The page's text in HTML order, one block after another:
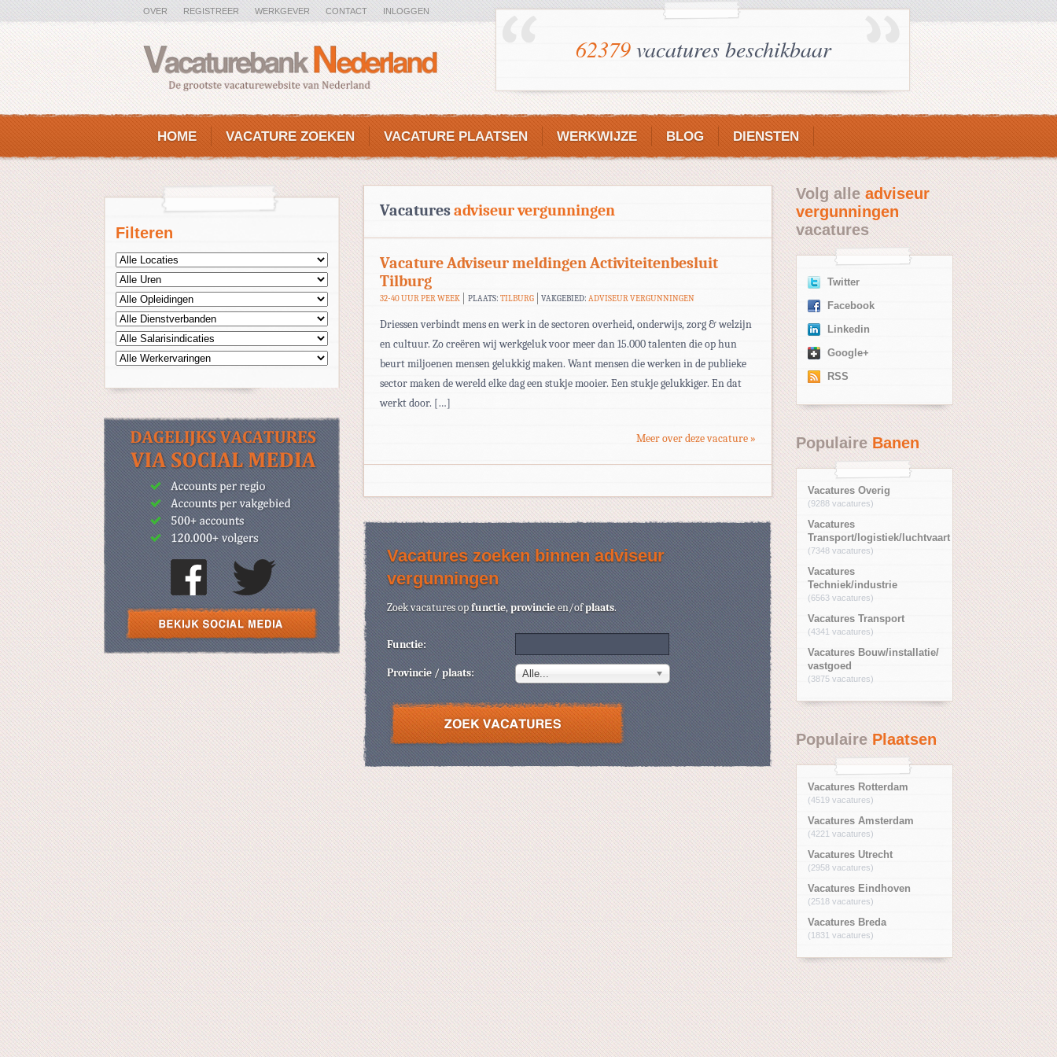
OVER REGISTREER WERKGEVER CONTACT INLOGGEN
62379vacatures beschikbaar
HOME VACATURE ZOEKEN VACATURE PLAATSEN WERKWIJZE BLOG DIENSTEN
Filteren
Vacaturesadviseur vergunningen
Vacature Adviseur meldingen Activiteitenbesluit
Tilburg
32-40 UUR PER WEEK PLAATS: TILBURG VAKGEBIED:ADVISEUR VERGUNNINGEN
Driessen verbindt mens en werk in de sectoren overheid, onderwijs, zorg & welzijn
en cultuur. Zo creëren wij werkgeluk voor meer dan 15.000 talenten die op hun
beurt miljoenen mensen gelukkig maken. Want mensen die werken in de publieke
sector maken de wereld elke dag een stukje mooier. Een stukje gelukkiger. En dat
werkt door. […]
Meer over deze vacature »
Vacatures zoeken binnen adviseur
vergunningen
Zoek vacatures opfunctie,provincieen/ofplaats.
Functie:
Provincie / plaats: Alle...
Volg alleadviseur
vergunningen
vacatures
Twitter
Facebook
Linkedin
Google+
RSS
PopulaireBanen
Vacatures Overig
(9288 vacatures)
Vacatures
Transport/logistiek/luchtvaart
(7348 vacatures)
Vacatures
Techniek/industrie
(6563 vacatures)
Vacatures Transport
(4341 vacatures)
Vacatures Bouw/installatie/
vastgoed
(3875 vacatures)
PopulairePlaatsen
Vacatures Rotterdam
(4519 vacatures)
Vacatures Amsterdam
(4221 vacatures)
Vacatures Utrecht
(2958 vacatures)
Vacatures Eindhoven
(2518 vacatures)
Vacatures Breda
(1831 vacatures)